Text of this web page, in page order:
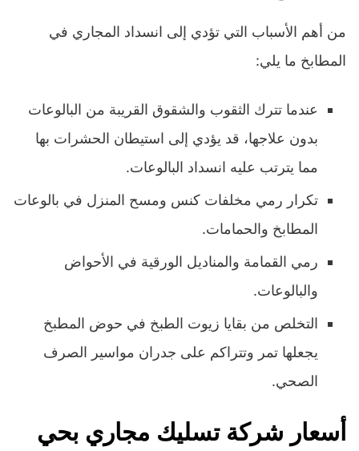
من أهم الأسباب التي تؤدي إلى انسداد المجاري في
المطابخ ما يلي:
عندما تترك الثقوب والشقوق القريبة من البالوعات
بدون علاجها، قد يؤدي إلى استيطان الحشرات بها
مما يترتب عليه انسداد البالوعات.
تكرار رمي مخلفات كنس ومسح المنزل في بالوعات
المطابخ والحمامات.
رمي القمامة والمناديل الورقية في الأحواض
والبالوعات.
التخلص من بقايا زيوت الطبخ في حوض المطبخ
يجعلها تمر وتتراكم على جدران مواسير الصرف
الصحي.
أسعار شركة تسليك مجاري بحي